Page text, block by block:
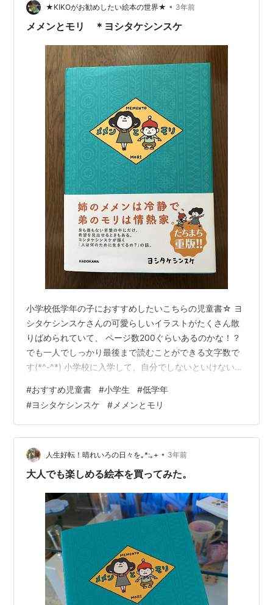
ン説…★KIKOがお勧めしたい絵本の世界★ • 3年前
メメンとモリ ＊ヨシタケシンスケ
小学校低学年の子におすすめしたいこちらの児童書☆ ヨ
シタケシンスケさんの可愛らしいイラストがたくさん散
りばめられていて、 ページ数200ぐらいあるのかな！？
でも一人でしっかり最後まで読むことができる文字数で
す(*^-^*) 小学校に入学して、自分でしないといけないこ
事、納得のいかない事、 友達と時には喧嘩してしまうこ
ともあるかもしれない。 色々な不条理なことも経験して
いくかもしれない。 人生とは何だ？より良く生きていく
ってどういうこと？ 哲学的な内容ながら、押しつけがま
しくなく、 ヨシタケシンスケさんのユーモアな視点で、
人生の楽しみ方のいろ…
#おすすめ児童書 #小学生 #低学年
#ヨシタケシンスケ # メメンとモリ
人生好転！晴れいろの日々を｡*:｡+ • 3年前
大人でも楽しめる絵本を買ってみた。